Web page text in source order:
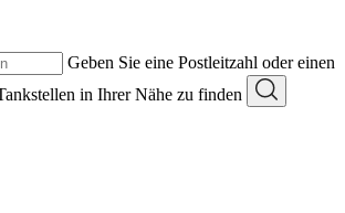
Geben Sie eine Postleitzahl oder einen
in Ihrer Nähe zu finden